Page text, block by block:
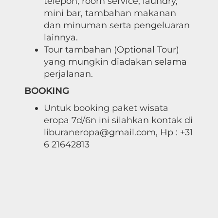
mini bar, tambahan makanan
dan minuman serta pengeluaran
lainnya.
Tour tambahan (Optional Tour)
yang mungkin diadakan selama
perjalanan.
BOOKING
Untuk booking paket wisata
eropa 7d/6n ini silahkan kontak di
liburaneropa@gmail.com, Hp : +31
6 21642813